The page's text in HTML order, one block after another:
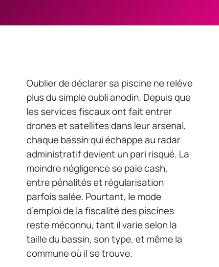
Oublier de déclarer sa piscine ne relève
plus du simple oubli anodin. Depuis que
les services fiscaux ont fait entrer
drones et satellites dans leur arsenal,
chaque bassin qui échappe au radar
administratif devient un pari risqué. La
moindre négligence se paie cash,
entre pénalités et régularisation
parfois salée. Pourtant, le mode
d’emploi de la fiscalité des piscines
reste méconnu, tant il varie selon la
taille du bassin, son type, et même la
commune où il se trouve.